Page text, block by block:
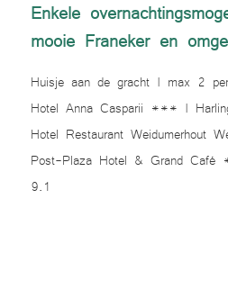
Enkele
mooie Franeker en
Huisje aan de gracht| max 2
Hotel Anna Casparii *** |
Hotel Restaurant Weidumerhout
Post-Plaza Hotel & Grand Café
9.1